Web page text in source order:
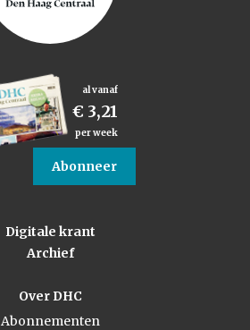
al vanaf
€ 3,21
per week
Abonneer
Digitale krant
Archief
Over DHC
Abonnementen